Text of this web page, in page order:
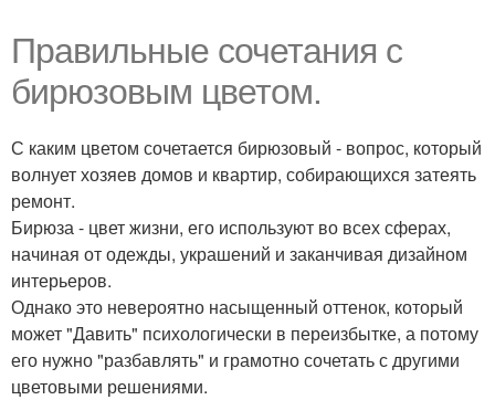
Правильные сочетания с
бирюзовым цветом.
С каким цветом сочетается бирюзовый - вопрос, который
волнует хозяев домов и квартир, собирающихся затеять
ремонт.
Бирюза - цвет жизни, его используют во всех сферах,
начиная от одежды, украшений и заканчивая дизайном
интерьеров.
Однако это невероятно насыщенный оттенок, который
может "Давить" психологически в переизбытке, а потому
его нужно "разбавлять" и грамотно сочетать с другими
цветовыми решениями.